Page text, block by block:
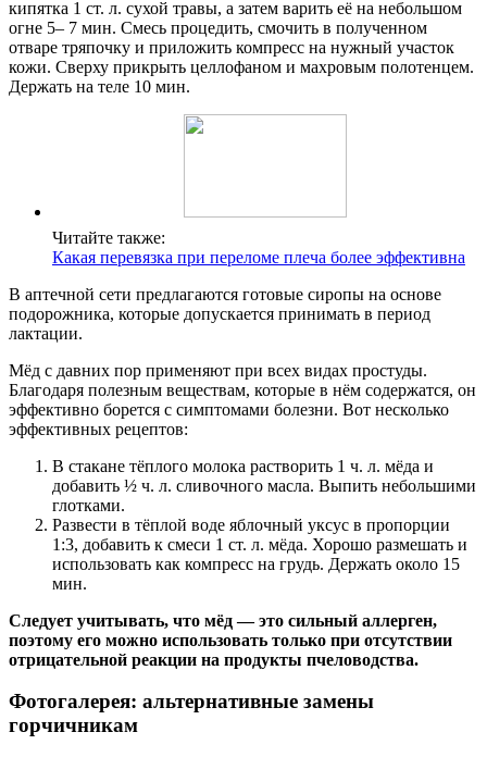
кипятка 1 ст. л. сухой травы, а затем варить её на небольшом
огне 5– 7 мин. Смесь процедить, смочить в полученном
отваре тряпочку и приложить компресс на нужный участок
кожи. Сверху прикрыть целлофаном и махровым полотенцем.
Держать на теле 10 мин.
Читайте также:
Какая перевязка при переломе плеча более эффективна
В аптечной сети предлагаются готовые сиропы на основе
подорожника, которые допускается принимать в период
лактации.
Мёд с давних пор применяют при всех видах простуды.
Благодаря полезным веществам, которые в нём содержатся, он
эффективно борется с симптомами болезни. Вот несколько
эффективных рецептов:
В стакане тёплого молока растворить 1 ч. л. мёда и
добавить ½ ч. л. сливочного масла. Выпить небольшими
глотками.
Развести в тёплой воде яблочный уксус в пропорции
1:3, добавить к смеси 1 ст. л. мёда. Хорошо размешать и
использовать как компресс на грудь. Держать около 15
мин.
Следует учитывать, что мёд — это сильный аллерген,
поэтому его можно использовать только при отсутствии
отрицательной реакции на продукты пчеловодства.
Фотогалерея: альтернативные замены
горчичникам